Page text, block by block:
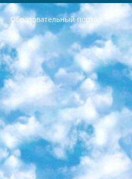
Образовательный портал
РЕСПУБЛИКА УЗБЕКИСТАН МИНИСТРЕРСТВО ДОШКОЛЬНОГО И ШКОЛЬНОГО ОБРАЗОВАНИЯ КОМАНДА в общеобразовательных учреждениях в 2023-2024 учебном году организация и проведение итоговой государственной аттестации обучающихся о Министра дошкольного и школьного образования Республики Узбекистан от 4 марта 2008 года (постановлением Минюста от 20 марта 2008 года № 1778 государственной регистрации) «Итоговое состояние учащихся общего среднего образования на основании положения об утверждении положения об аттестации общего среднего образования выпускной экзамен студентов в образовательных учреждениях в 2023-2024 учебном году В целях организации и прохождения аттестации приказываю: 1. Следующее: перечень предметов, по которым будет проводиться итоговая государственная аттестация и экзамен формы перевода согласно приложению 1; сертификаты международного образца, оценивающие уровень владения иностранными языками перечень согласно приложению 2; 2. Педагогический при специализированных образовательных учреждениях. научно-практический центр квалификации и международной оценки (Д.Давидова) 2024 г. До 25 марта: задания по предметам, по которым будет проводиться итоговая аттестация разработка и утверждение технических условий; итоговая аттестация на основании разработанного предметного задания разработка вопросов по предметам (устно и письменно), экзамен передача; общеобразовательные средние школы и специальные учебные заведения учащиеся выпускных классов школ и интернатов в агентской системе подготовка базы данных экзаменационных материалов и критериев оценки; перевод базы экзаменационных материалов на все языки обучения подать в Республиканский образовательный центр для изготовления; варианты экзаменов на основе разработанных контрольных материалов пусть будут поставлены задачи формирования. 3. Республиканский образовательный центр (Ш.Худайкулов) до 5 апреля 2024 года. до: база данных предоставленных экзаменационных материалов на все языки обучения перевод и экспертиза; для слепых, слабовидящих, глухих, слабослышащих и умственно отсталых детей учащиеся выпускных классов специализированных школ и школ-интернатов база данных экзаменационных материалов на всех преподаваемых языках подготовка критериев оценки; специализированные школы для умственно отсталых детей и технологии для учащихся выпускных классов школ-интернатов разработка соответствующих рекомендаций и критериев проведения ЕГЭ по естествознанию давать задания. 4. Педагогический при специализированных образовательных учреждениях. Научно-практический центр навыков и международной оценки (Д.Давидова), Республика образовательный центр (Худайкулов Ш.) итоговый государственный аттестационный экзамен ориентирован на творческое и логическое мышление при подготовке базы материалов учитывать введение заданий. 5. Следует отметить, что: сертификат государственного образца о знании общеобразовательного предмета и как минимум национальный уровень B1 по предметам на иностранных языках, указанным в Приложении 2. или международно признанный сертификат эквивалентного уровня студенты, изучающие определенный предмет, освобождаются от экзамена; по соответствующим предметам запланирована итоговая государственная аттестация за день до дня, путем жеребьевки Рабочей группой (в письменной форме по предметам, проводимым в форме) из числа сформированных вариантов выбрано 2 варианта; 2 выбранных варианта экзамена анонсированы на официальном сайте министерства и все выпускники по всей стране на основе этих вариантов проводит итоговую государственную аттестацию. 6. Государственное образование учащихся средних общеобразовательных учреждений. знания в соответствии с квалификационными требованиями, которые необходимо приобрести на основании стандартов итоговый (выпускной) контроль для 9 и 11 классов в целях тестирования Экзамены (далее – экзамены) состоят из предметов, перечисленных в приложении 1. будет сделано. 7. Экзамены пройдут с 26 мая по 15 июня 2024 г. (кроме науки физического воспитания). 8. Физическая для учащихся 9 классов общесредних образовательных учреждений. Экзамены по предмету «Образование, квалификация медицина» 1-6 мая 2024 года. сотрудники перевести под присмотр (с отклонениями в физическом или умственном развитии) специализированная школа для детей, школы-интернаты и со сколиозом школы-интернаты санаторного типа для больных детей исключены). 9. Он был слепым, слабовидящим и имел нарушения опорно-двигательного аппарата. экзамены в специализированных школах и интернатах для детей должны проводиться исходя из требований, предъявляемых к общеобразовательным учреждениям (физкультура кроме науки). 10. Специализированная школа для глухих и слабослышащих детей. и экзамены в интернатах и быть реализован в виде письменного теста по математике. 11. Специальность для умственно отсталых детей. Для 9 класса Родной язык и литературное письмо Государственный язык (язык обучения – узбекский). для неклассов) написано Математическое письмо Письменная/устная история Узбекистана Физическое воспитание практично Итоговый контроль Для 11 класса Написание родного языка и литературы (эссе) Математическое письмо Узбекский язык (обучение на узбекском языке) не посещающее общее среднее образование для учреждений)/Образовательное учреждение выбор письменный и устный Иностранный язык письменный/устный Письменная/устная история Узбекистана *По выбору студента:  Химия  Физика  Основы государственного права  География 10 бесплатных образовательных ресурсов - Мы составили подборку онлайн-проектов с интерактивными упражнениями, видеолекциями и статьями. Они помогут вам обрести новые и освежить старые знания бесплатно. 1. «ИНТУИТ» Старейшая образовательная площадка Рунета. Здесь вы найдёте сотни текстовых и видеокурсов на десятки различных тем — от программирования до психологии. Многие курсы подготовлены российскими университетами и крупными международными компаниями вроде Intel и Microsoft. Самостоятельное обучение бесплатное, но желающие могут оплатить услуги персональных наставников. 2. «Смартия» знакомит с актуальными профессиями и подсказывает, как им обучаться. Выбрав заинтересовавшую вас специальность — SMM-специалист, фотограф, веб-дизайнер или другую, — увидите список необходимых для неё умений. Чтобы вы могли освоить их самостоятельно, для каждого умения площадка отображает подборку ссылок на учебные материалы. Хотя «Смартия» ориентируется на русскоязычную аудиторию, часть контента всё же доступна только на английском. 3. «Лекторий Физтеха» Проект Московского физико-технического института (Физтеха). С его помощью вы можете смотреть онлайн серии лекций, записанные на видео в этом вузе. В числе доступных предметов — физика, биология, химия, информационные технологии и другие. К некоторым лекциям администрация ресурса прилагает готовые конспекты, которые можно скачивать в PDF-формате. 4. ITMOcourses Онлайн-площадка Санкт-Петербургского национального исследовательского университета информационных технологий, механики и оптики (ИТМО). Ресурс предоставляет свободный доступ к курсам, разработанным в